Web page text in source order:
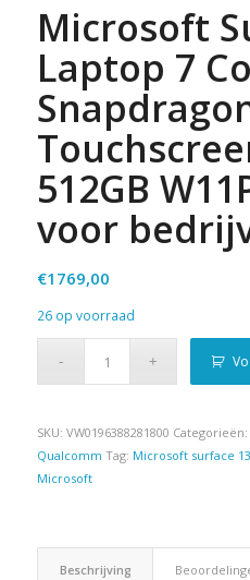
Microsoft
Laptop 7
512GB
voor
€1769,00
26 op voorraad
SKU: VW0196388281800 Categorieën:
Qualcomm Tag: Microsoft surface
Microsoft
Beschrijving